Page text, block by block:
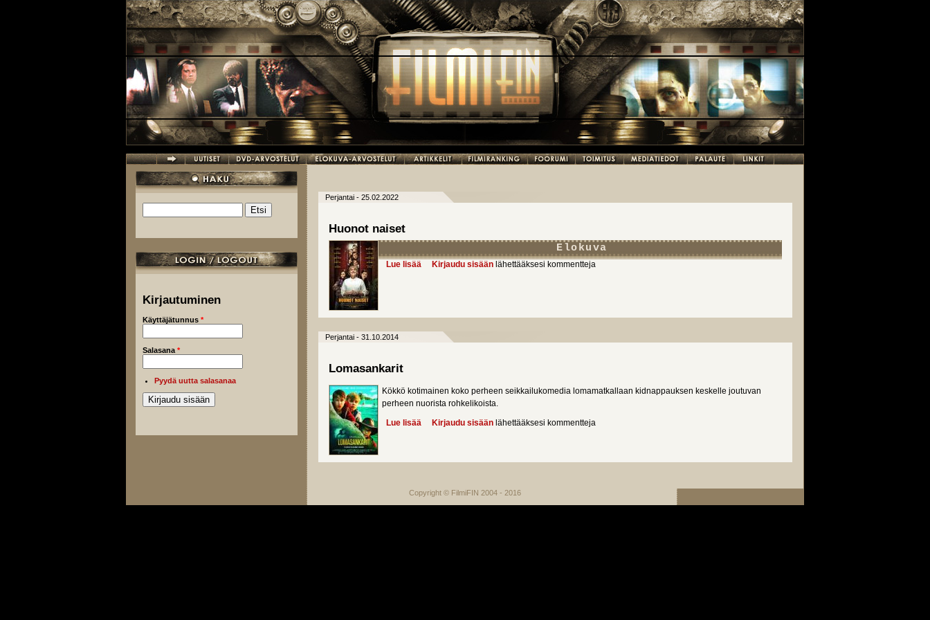
Hakulomake
Kirjautuminen
Käyttäjätunnus *
Salasana *
Pyydä uutta salasanaa
Perjantai - 25.02.2022
Huonot naiset
Elokuva
Lue lisää about Huonot naiset
Kirjaudu sisään lähettääksesi kommentteja
Perjantai - 31.10.2014
Lomasankarit
Kökkö kotimainen koko perheen seikkailukomedia lomamatkallaan kidnappauksen keskelle joutuvan
perheen nuorista rohkelikoista.
Lue lisää about Lomasankarit
Kirjaudu sisään lähettääksesi kommentteja
Copyright © FilmiFIN 2004 - 2016